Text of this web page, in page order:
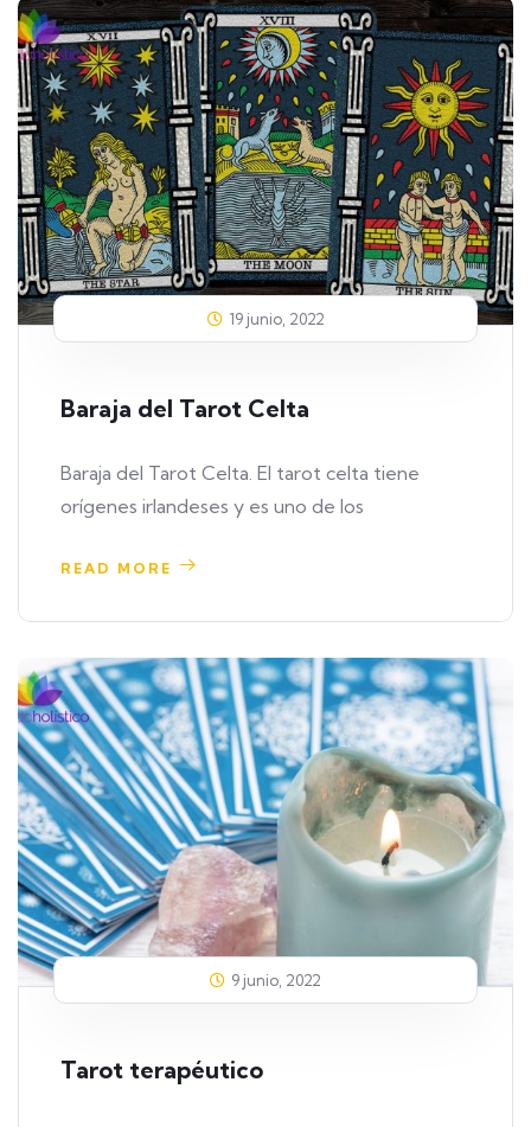
19 junio, 2022
Baraja del Tarot Celta
Baraja del Tarot Celta. El tarot celta tiene
orígenes irlandeses y es uno de los
READ MORE
9 junio, 2022
Tarot terapéutico